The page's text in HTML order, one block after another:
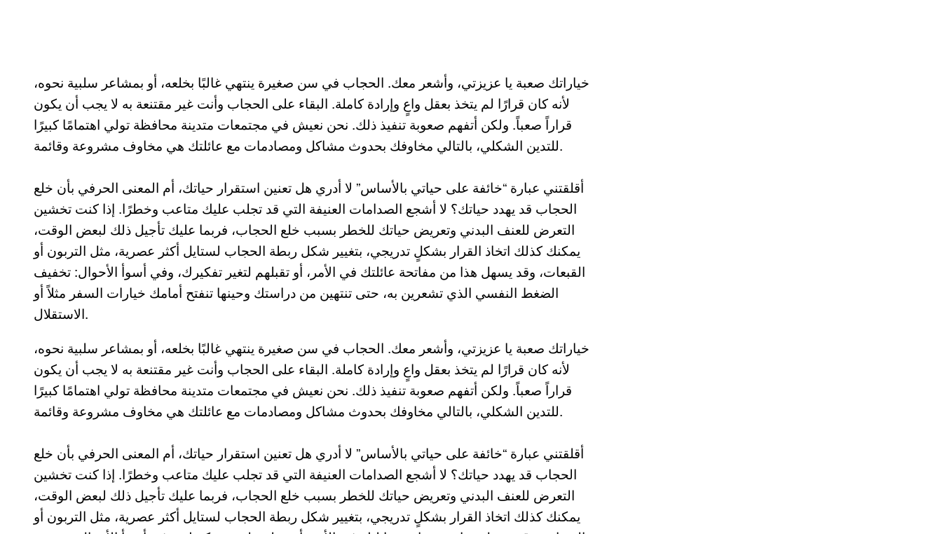
خياراتك صعبة يا عزيزتي، وأشعر معك. الحجاب في سن صغيرة ينتهي غالبًا بخلعه، أو بمشاعر سلبية نحوه،
لأنه كان قرارًا لم يتخذ بعقل واعٍ وإرادة كاملة. البقاء على الحجاب وأنت غير مقتنعة به لا يجب أن يكون
قراراً صعباً. ولكن أتفهم صعوبة تنفيذ ذلك. نحن نعيش في مجتمعات متدينة محافظة تولي اهتمامًا كبيرًا
للتدين الشكلي، بالتالي مخاوفك بحدوث مشاكل ومصادمات مع عائلتك هي مخاوف مشروعة وقائمة.
أقلقتني عبارة “خائفة على حياتي بالأساس” لا أدري هل تعنين استقرار حياتك، أم المعنى الحرفي بأن خلع
الحجاب قد يهدد حياتك؟ لا أشجع الصدامات العنيفة التي قد تجلب عليك متاعب وخطرًا. إذا كنت تخشين
التعرض للعنف البدني وتعريض حياتك للخطر بسبب خلع الحجاب، فربما عليك تأجيل ذلك لبعض الوقت،
يمكنك كذلك اتخاذ القرار بشكلٍ تدريجي، بتغيير شكل ربطة الحجاب لستايل أكثر عصرية، مثل التربون أو
القبعات، وقد يسهل هذا من مفاتحة عائلتك في الأمر، أو تقبلهم لتغير تفكيرك، وفي أسوأ الأحوال: تخفيف
الضغط النفسي الذي تشعرين به، حتى تنتهين من دراستك وحينها تنفتح أمامك خيارات السفر مثلاً أو
الاستقلال.
خياراتك صعبة يا عزيزتي، وأشعر معك. الحجاب في سن صغيرة ينتهي غالبًا بخلعه، أو بمشاعر سلبية نحوه،
لأنه كان قرارًا لم يتخذ بعقل واعٍ وإرادة كاملة. البقاء على الحجاب وأنت غير مقتنعة به لا يجب أن يكون
قراراً صعباً. ولكن أتفهم صعوبة تنفيذ ذلك. نحن نعيش في مجتمعات متدينة محافظة تولي اهتمامًا كبيرًا
للتدين الشكلي، بالتالي مخاوفك بحدوث مشاكل ومصادمات مع عائلتك هي مخاوف مشروعة وقائمة.
أقلقتني عبارة “خائفة على حياتي بالأساس” لا أدري هل تعنين استقرار حياتك، أم المعنى الحرفي بأن خلع
الحجاب قد يهدد حياتك؟ لا أشجع الصدامات العنيفة التي قد تجلب عليك متاعب وخطرًا. إذا كنت تخشين
التعرض للعنف البدني وتعريض حياتك للخطر بسبب خلع الحجاب، فربما عليك تأجيل ذلك لبعض الوقت،
يمكنك كذلك اتخاذ القرار بشكلٍ تدريجي، بتغيير شكل ربطة الحجاب لستايل أكثر عصرية، مثل التربون أو